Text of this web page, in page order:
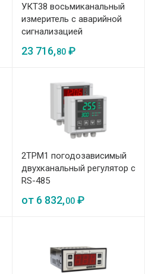
УКТ38 восьмиканальный
измеритель с аварийной
сигнализацией
23 716,80₽
2ТРМ1 погодозависимый
двухканальный регулятор с
RS-485
от 6 832,00₽